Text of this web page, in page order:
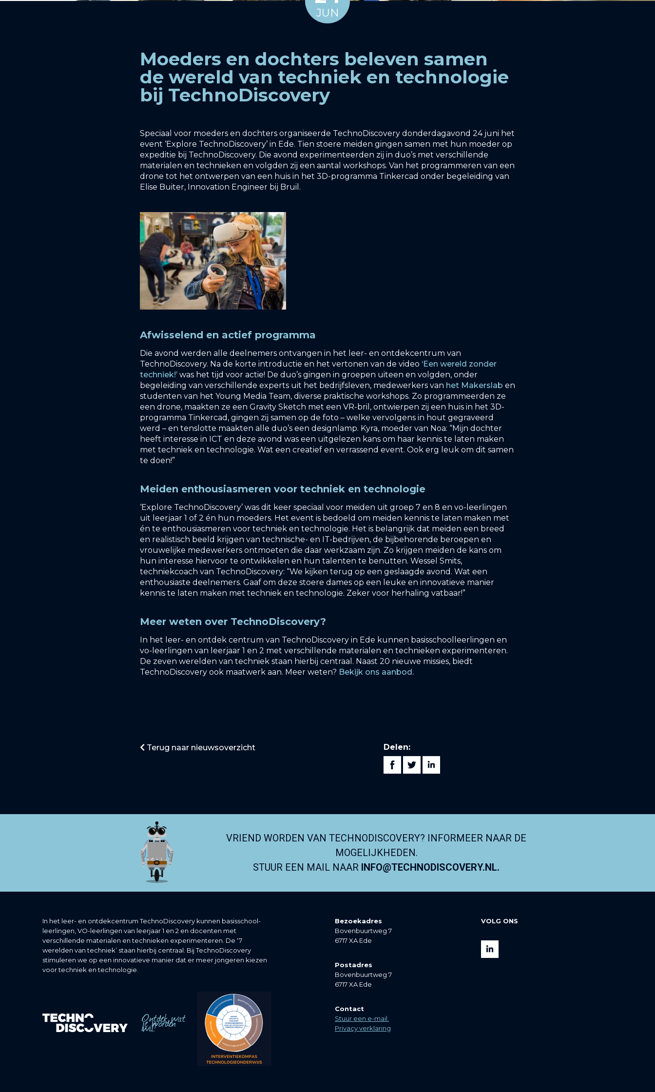
JUN
Moeders en dochters beleven samen
de wereld van techniek en technologie
bij TechnoDiscovery
Speciaal voor moeders en dochters organiseerde TechnoDiscovery donderdagavond 24 juni het
event ‘Explore TechnoDiscovery’ in Ede. Tien stoere meiden gingen samen met hun moeder op
expeditie bij TechnoDiscovery. Die avond experimenteerden zij in duo’s met verschillende
materialen en technieken en volgden zij een aantal workshops. Van het programmeren van een
drone tot het ontwerpen van een huis in het 3D-programma Tinkercad onder begeleiding van
Elise Buiter, Innovation Engineer bij Bruil.
Afwisselend en actief programma
Die avond werden alle deelnemers ontvangen in het leer- en ontdekcentrum van
TechnoDiscovery. Na de korte introductie en het vertonen van de video ‘Een wereld zonder
techniek!’ was het tijd voor actie! De duo’s gingen in groepen uiteen en volgden, onder
begeleiding van verschillende experts uit het bedrijfsleven, medewerkers van het Makerslab en
studenten van het Young Media Team, diverse praktische workshops. Zo programmeerden ze
een drone, maakten ze een Gravity Sketch met een VR-bril, ontwierpen zij een huis in het 3D-
programma Tinkercad, gingen zij samen op de foto – welke vervolgens in hout gegraveerd
werd – en tenslotte maakten alle duo’s een designlamp. Kyra, moeder van Noa: “Mijn dochter
heeft interesse in ICT en deze avond was een uitgelezen kans om haar kennis te laten maken
met techniek en technologie. Wat een creatief en verrassend event. Ook erg leuk om dit samen
te doen!”
Meiden enthousiasmeren voor techniek en technologie
‘Explore TechnoDiscovery’ was dit keer speciaal voor meiden uit groep 7 en 8 en vo-leerlingen
uit leerjaar 1 of 2 én hun moeders. Het event is bedoeld om meiden kennis te laten maken met
én te enthousiasmeren voor techniek en technologie. Het is belangrijk dat meiden een breed
en realistisch beeld krijgen van technische- en IT-bedrijven, de bijbehorende beroepen en
vrouwelijke medewerkers ontmoeten die daar werkzaam zijn. Zo krijgen meiden de kans om
hun interesse hiervoor te ontwikkelen en hun talenten te benutten. Wessel Smits,
techniekcoach van TechnoDiscovery: “We kijken terug op een geslaagde avond. Wat een
enthousiaste deelnemers. Gaaf om deze stoere dames op een leuke en innovatieve manier
kennis te laten maken met techniek en technologie. Zeker voor herhaling vatbaar!”
Meer weten over TechnoDiscovery?
In het leer- en ontdek centrum van TechnoDiscovery in Ede kunnen basisschoolleerlingen en
vo-leerlingen van leerjaar 1 en 2 met verschillende materialen en technieken experimenteren.
De zeven werelden van techniek staan hierbij centraal. Naast 20 nieuwe missies, biedt
TechnoDiscovery ook maatwerk aan. Meer weten? Bekijk ons aanbod.
Terug naar nieuwsoverzicht Delen:
VRIEND WORDEN VAN TECHNODISCOVERY? INFORMEER NAAR DE
MOGELIJKHEDEN.
STUUR EEN MAIL NAAR INFO@TECHNODISCOVERY.NL.
In het leer- en ontdekcentrum TechnoDiscovery kunnen basisschool-
leerlingen, VO-leerlingen van leerjaar 1 en 2 en docenten met
verschillende materialen en technieken experimenteren. De ‘7
werelden van techniek’ staan hierbij centraal. Bij TechnoDiscovery
stimuleren we op een innovatieve manier dat er meer jongeren kiezen
voor techniek en technologie.
Ontdek wat
je worden
wil!
Bezoekadres
Bovenbuurtweg 7
6717 XA Ede
Postadres
Bovenbuurtweg 7
6717 XA Ede
Contact
Stuur een e-mail.
Privacy verklaring
VOLG ONS